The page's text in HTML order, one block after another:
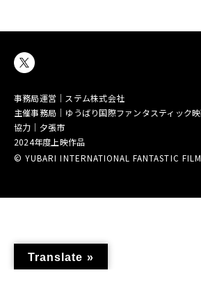
事務局運営｜ステム株式会社
主催事務局｜ゆうばり国際ファンタスティック
協力｜夕張市
2024年度上映作品
© YUBARI INTERNATIONAL FANTASTIC
Translate »